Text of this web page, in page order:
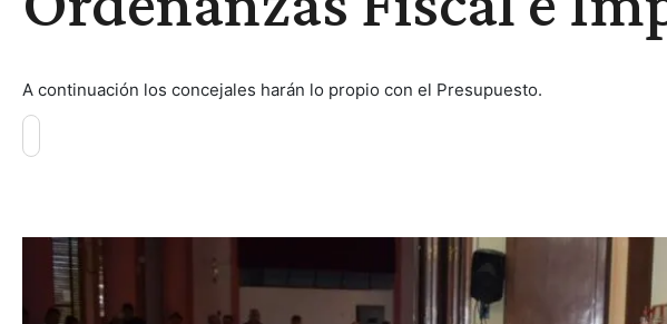
A continuación los concejales harán lo propio con el Presupuesto.